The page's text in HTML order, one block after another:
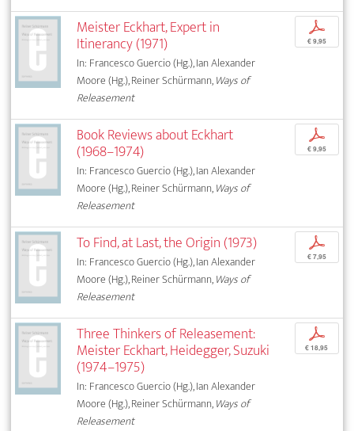
Meister Eckhart, Expert in
Itinerancy (1971)
In: Francesco Guercio (Hg.), Ian Alexander
Moore (Hg.), Reiner Schürmann,Ways of
Releasement
p
€ 9,95
Book Reviews about Eckhart
(1968–1974)
In: Francesco Guercio (Hg.), Ian Alexander
Moore (Hg.), Reiner Schürmann,Ways of
Releasement
p
€ 9,95
To Find, at Last, the Origin (1973)
In: Francesco Guercio (Hg.), Ian Alexander
Moore (Hg.), Reiner Schürmann,Ways of
Releasement
p
€ 7,95
Three Thinkers of Releasement:
Meister Eckhart, Heidegger, Suzuki
(1974–1975)
In: Francesco Guercio (Hg.), Ian Alexander
Moore (Hg.), Reiner Schürmann,Ways of
Releasement
p
€ 18,95